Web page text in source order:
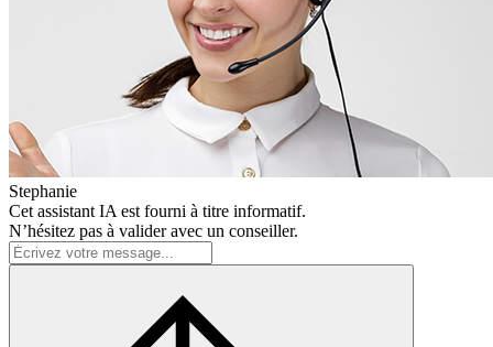
Stephanie
Cet assistant IA est fourni à titre informatif.
N’hésitez pas à valider avec un conseiller.